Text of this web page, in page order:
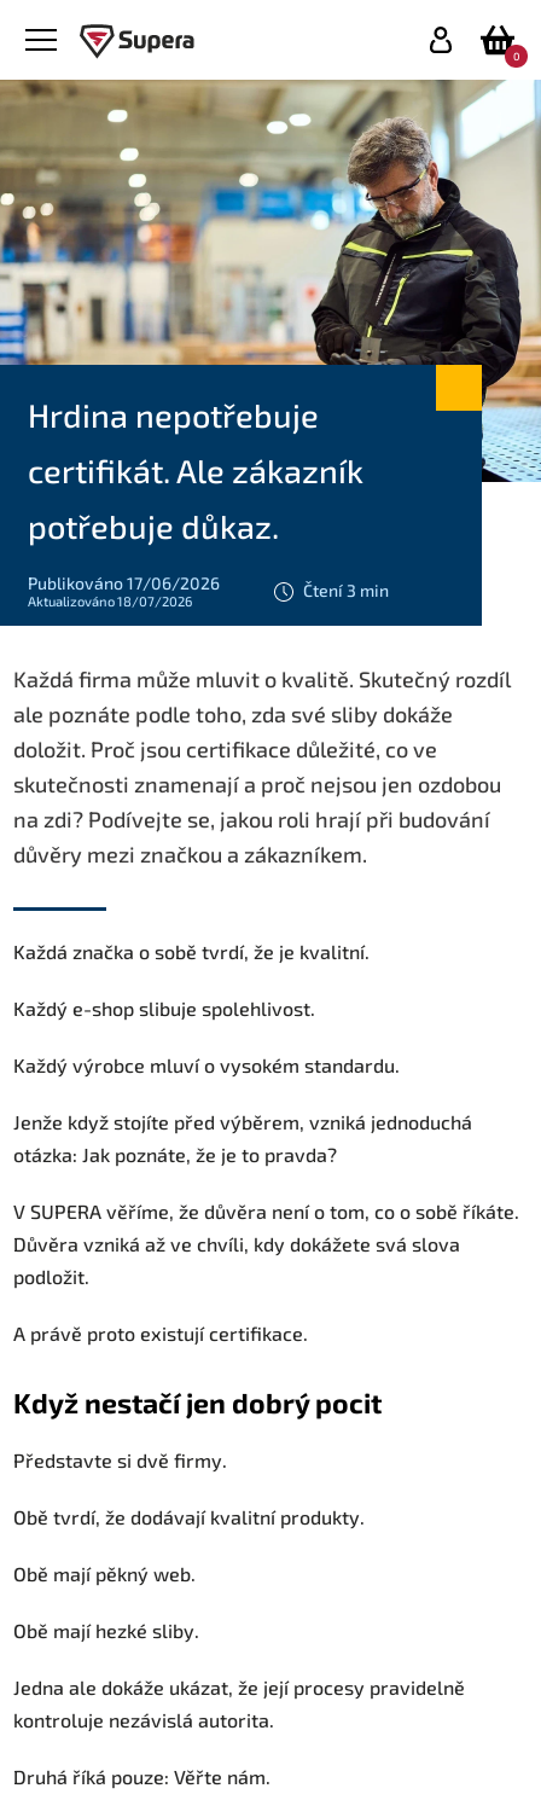
0
Hrdina nepotřebuje
certifikát. Ale zákazník
potřebuje důkaz.
Publikováno 17/06/2026
Aktualizováno 18/07/2026
Čtení 3 min
Každá firma může mluvit o kvalitě. Skutečný rozdíl
ale poznáte podle toho, zda své sliby dokáže
doložit. Proč jsou certifikace důležité, co ve
skutečnosti znamenají a proč nejsou jen ozdobou
na zdi? Podívejte se, jakou roli hrají při budování
důvěry mezi značkou a zákazníkem.
Každá značka o sobě tvrdí, že je kvalitní.
Každý e-shop slibuje spolehlivost.
Každý výrobce mluví o vysokém standardu.
Jenže když stojíte před výběrem, vzniká jednoduchá
otázka: Jak poznáte, že je to pravda?
V SUPERA věříme, že důvěra není o tom, co o sobě říkáte.
Důvěra vzniká až ve chvíli, kdy dokážete svá slova
podložit.
A právě proto existují certifikace.
Když nestačí jen dobrý pocit
Představte si dvě firmy.
Obě tvrdí, že dodávají kvalitní produkty.
Obě mají pěkný web.
Obě mají hezké sliby.
Jedna ale dokáže ukázat, že její procesy pravidelně
kontroluje nezávislá autorita.
Druhá říká pouze: Věřte nám.